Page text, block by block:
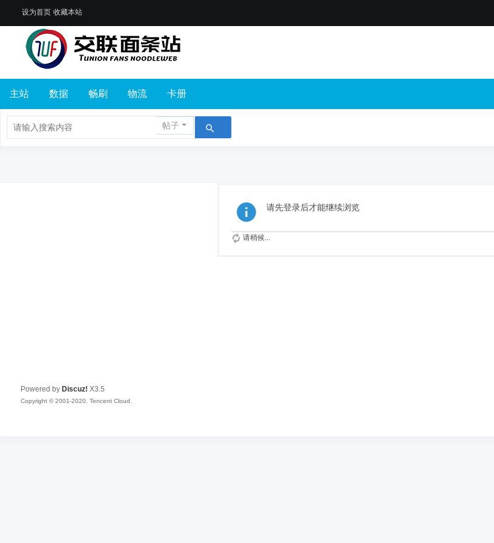
设为首页 收藏本站
主站 数据 畅刷 物流 卡册
帖子
请先登录后才能继续浏览
请稍候...
Powered by Discuz! X3.5
Copyright © 2001-2020, Tencent Cloud.